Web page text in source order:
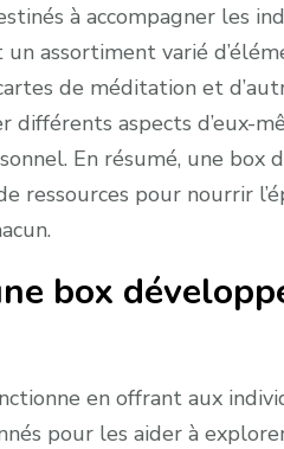
à accompagner les
assortiment varié
de méditation et
aspects d’eux-
En résumé, une box
ressources pour nourrir
box
en offrant aux
pour les aider à